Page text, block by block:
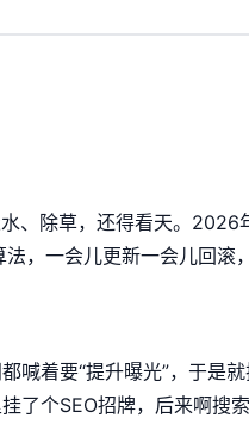
、除草，还得看天。2026
，一会儿更新一会儿回滚
喊着要“提升曝光”，于是
了个SEO招牌，后来啊搜